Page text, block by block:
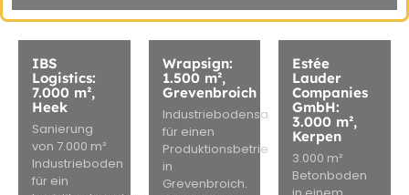
IBS
Logistics:
7.000 m²,
Heek
Sanierung
von 7.000 m²
Industrieboden
für ein
Wrapsign:
1.500 m²,
Grevenbroich
Industriebodensanierung
für einen
Produktionsbetrieb
in
Grevenbroich.
Estée
Lauder
Companies
GmbH:
3.000 m²,
Kerpen
3.000 m²
Betonboden